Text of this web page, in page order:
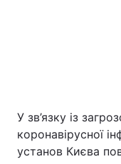
У зв’язку із
коронавірусної
установ Києва